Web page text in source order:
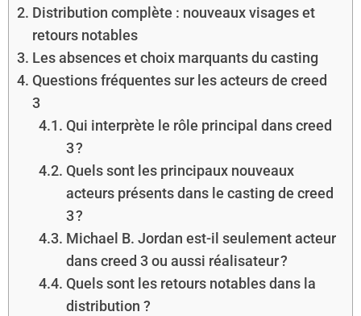
Distribution complète : nouveaux visages et
retours notables
Les absences et choix marquants du casting
Questions fréquentes sur les acteurs de creed
3
Qui interprète le rôle principal dans creed
3 ?
Quels sont les principaux nouveaux
acteurs présents dans le casting de creed
3 ?
Michael B. Jordan est-il seulement acteur
dans creed 3 ou aussi réalisateur ?
Quels sont les retours notables dans la
distribution ?